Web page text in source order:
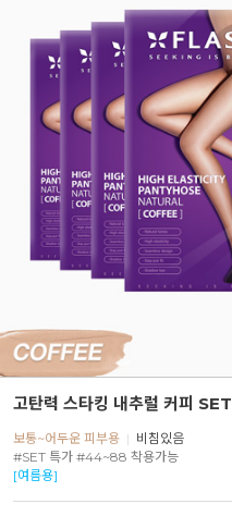
고탄력 스타킹 내추럴 커피 SET
보통~어두운 피부용 | 비침있음
#SET 특가 #44~88 착용가능
[여름용]